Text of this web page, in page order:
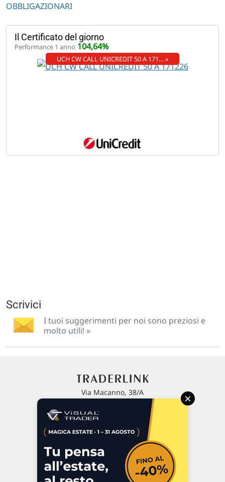
OBBLIGAZIONARI
Il Certificato del giorno
Performance 1 anno 104,64%
UCH CW CALL UNICREDIT 50 A 171… »
Scrivici
I tuoi suggerimenti per noi sono preziosi e
molto utili! »
Via Macanno, 38/A
P.IVA 02 452 460 401
Commenti e segnalazioni
Contattaci
×